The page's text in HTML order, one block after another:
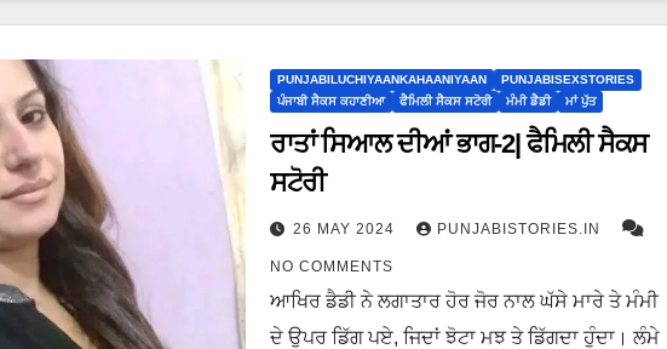
PUNJABILUCHIYAANKAHAANIYAAN
PUNJABISEXSTORIES
ਪੰਜਾਬੀ ਸੈਕਸ ਕਹਾਣੀਆ
ਫੈਮਿਲੀ ਸੈਕਸ ਸਟੋਰੀ ਮੰਮੀ ਡੈਡੀ ਮਾਂ ਪੁੱਤ
ਰਾਤਾਂ ਸਿਆਲ ਦੀਆਂ ਭਾਗ-2| ਫੈਮਿਲੀ ਸੈਕਸ
ਸਟੋਰੀ
26 MAY 2024 PUNJABISTORIES.IN
NO COMMENTS
ਆਖਿਰ ਡੈਡੀ ਨੇ ਲਗਾਤਾਰ ਹੋਰ ਜੋਰ ਨਾਲ ਘੱਸੇ ਮਾਰੇ ਤੇ ਮੰਮੀ
ਦੇ ਉਪਰ ਡਿੱਗ ਪਏ, ਜਿਦਾਂ ਝੋਟਾ ਮਝ ਤੇ ਡਿੱਗਦਾ ਹੁੰਦਾ। ਲੰਮੇ